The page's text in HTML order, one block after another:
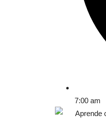
7:00 am